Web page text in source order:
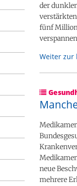
der
fünf
Weiter zur
neue
mehrere